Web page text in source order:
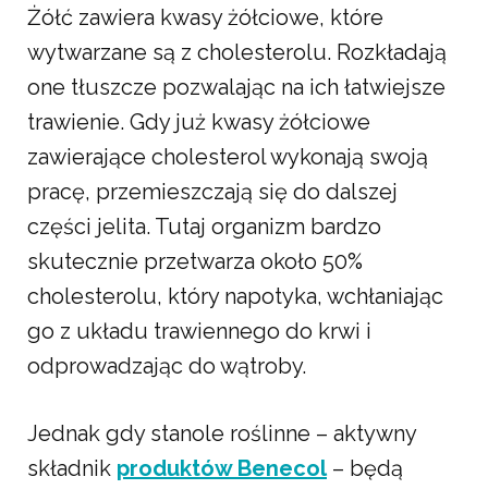
Żółć zawiera kwasy żółciowe, które
wytwarzane są z cholesterolu. Rozkładają
one tłuszcze pozwalając na ich łatwiejsze
trawienie. Gdy już kwasy żółciowe
zawierające cholesterol wykonają swoją
pracę, przemieszczają się do dalszej
części jelita. Tutaj organizm bardzo
skutecznie przetwarza około 50%
cholesterolu, który napotyka, wchłaniając
go z układu trawiennego do krwi i
odprowadzając do wątroby.
Jednak gdy stanole roślinne – aktywny
składnik produktów Benecol– będą